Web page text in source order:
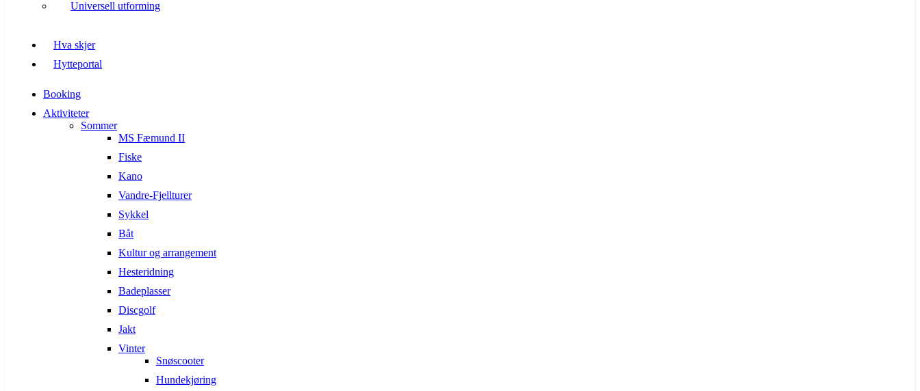
Universell utforming
Hva skjer
Hytteportal
Booking
Aktiviteter
Sommer
MS Fæmund II
Fiske
Kano
Vandre-Fjellturer
Sykkel
Båt
Kultur og arrangement
Hesteridning
Badeplasser
Discgolf
Jakt
Vinter
Snøscooter
Hundekjøring